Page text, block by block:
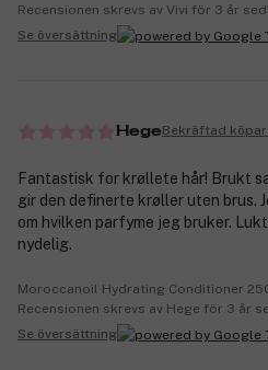
Recensionen skrevs av Vivi för 3 år
Se översättning
HegeBekräftad
Fantastisk for krøllete hår! Brukt
gir den definerte krøller uten brus.
om hvilken parfyme jeg bruker.
nydelig.
Moroccanoil Hydrating Conditioner
Recensionen skrevs av Hege för 3 år
Se översättning